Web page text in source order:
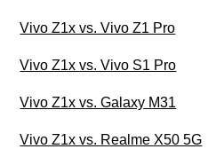
Vivo Z1x vs. Vivo Z1 Pro
Vivo Z1x vs. Vivo S1 Pro
Vivo Z1x vs. Galaxy M31
Vivo Z1x vs. Realme X50 5G